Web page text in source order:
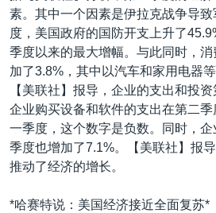
素。其中一个因素是伊拉克战争导
度，美国政府的国防开支上升了
季度以来的最大增幅。与此同时，
加了3.8%，其中以汽车和家用电器
【美联社】报导，企业的支出和投
企业购买设备和软件的支出在第二
一季度，这个数字是负数。同时，
季度也增加了7.1%。【美联社】报
推动了经济的增长。
*哈赛特说：美国经济接近全面复苏*